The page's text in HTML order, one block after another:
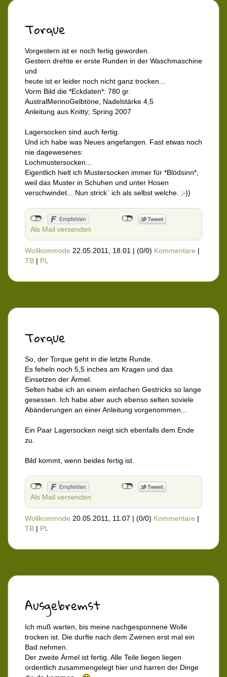
Torque
Vorgestern ist er noch fertig geworden.
Gestern drehte er erste Runden in der Waschmaschine
und
heute ist er leider noch nicht ganz trocken...
Vorm Bild die *Eckdaten*: 780 gr.
AustralMerinoGelbtöne, Nadelstärke 4,5
Anleitung aus Knitty; Spring 2007
Lagersocken sind auch fertig.
Und ich habe was Neues angefangen. Fast etwas noch
nie dagewesenes:
Lochmustersocken...
Eigentlich hielt ich Mustersocken immer für *Blödsinn*,
weil das Muster in Schuhen und unter Hosen
verschwindet... Nun strick` ich als selbst welche. ;-))
Als Mail versenden
Wollkommode 22.05.2011, 18.01 | (0/0) Kommentare |
TB | PL
Torque
So, der Torque geht in die letzte Runde.
Es feheln noch 5,5 inches am Kragen und das
Einsetzen der Ärmel.
Selten habe ich an einem einfachen Gestricks so lange
gesessen. Ich habe aber auch ebenso selten soviele
Abänderungen an einer Anleitung vorgenommen...
Ein Paar Lagersocken neigt sich ebenfalls dem Ende
zu.
Bild kommt, wenn beides fertig ist.
Als Mail versenden
Wollkommode 20.05.2011, 11.07 | (0/0) Kommentare |
TB | PL
Ausgebremst
Ich muß warten, bis meine nachgesponnene Wolle
trocken ist. Die durfte nach dem Zwirnen erst mal ein
Bad nehmen.
Der zweite Ärmel ist fertig. Alle Teile liegen liegen
ordentlich zusammengelegt hier und harren der Dinge